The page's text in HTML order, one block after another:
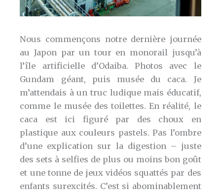
Nous commençons notre dernière journée
au Japon par un tour en monorail jusqu’à
l’île artificielle d’Odaiba. Photos avec le
Gundam géant, puis musée du caca. Je
m’attendais à un truc ludique mais éducatif,
comme le musée des toilettes. En réalité, le
caca est ici figuré par des choux en
plastique aux couleurs pastels. Pas l’ombre
d’une explication sur la digestion – juste
des sets à selfies de plus ou moins bon goût
et une tonne de jeux vidéos squattés par des
enfants surexcités. C’est si abominablement